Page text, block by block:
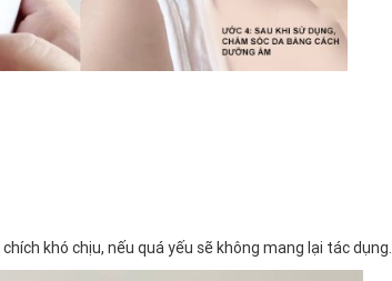
khó chịu, nếu quá yếu sẽ không mang lại tác dụng.